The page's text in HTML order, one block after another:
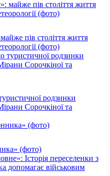
пів століття життя
(фото)
родзинки
Сорочкіної та
(фото)